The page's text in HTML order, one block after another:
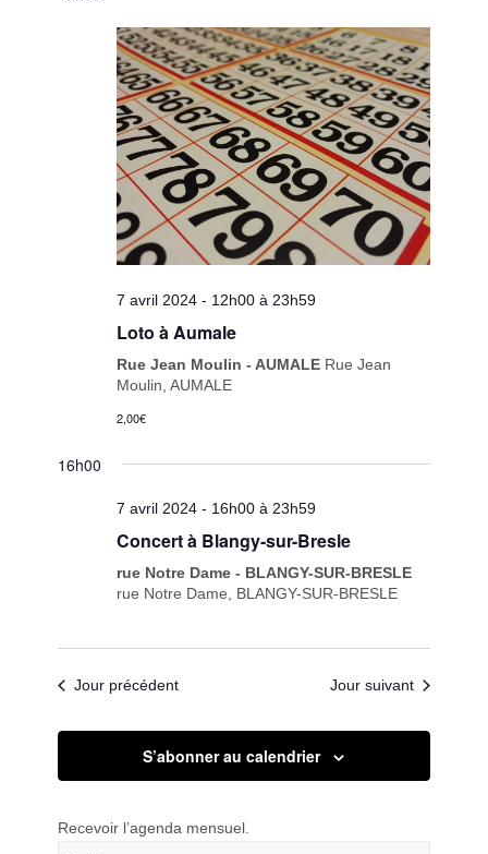
7 avril 2024 - 12h00 à 23h59
Loto à Aumale
Rue Jean Moulin - AUMALE Rue Jean
Moulin, AUMALE
2,00€
16h00
7 avril 2024 - 16h00 à 23h59
Concert à Blangy-sur-Bresle
rue Notre Dame - BLANGY-SUR-BRESLE
rue Notre Dame, BLANGY-SUR-BRESLE
Jour précédent Jour suivant
S’abonner au calendrier
Recevoir l’agenda mensuel.